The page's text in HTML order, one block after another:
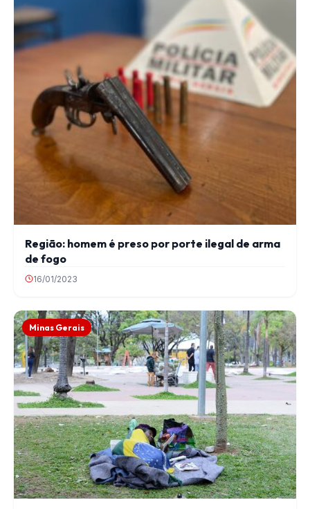
Região: homem é preso por porte ilegal de arma
de fogo
16/01/2023
Minas Gerais